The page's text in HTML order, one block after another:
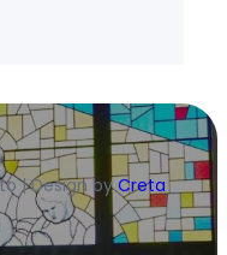
| Design byCreta